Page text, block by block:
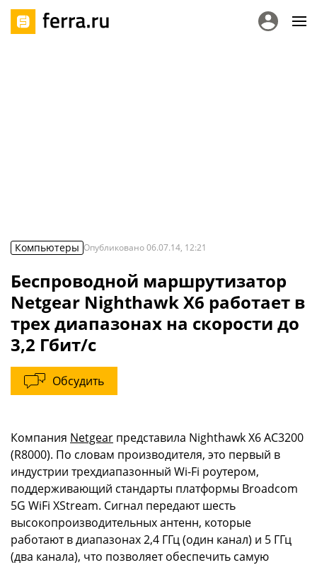
Компьютеры Опубликовано06.07.14, 12:21
Беспроводной маршрутизатор
Netgear Nighthawk X6 работает в
трех диапазонах на скорости до
3,2 Гбит/с
Обсудить
Компания Netgear представила Nighthawk X6 AC3200
(R8000). По словам производителя, это первый в
индустрии трехдиапазонный Wi-Fi роутером,
поддерживающий стандарты платформы Broadcom
5G WiFi XStream. Сигнал передают шесть
высокопроизводительных антенн, которые
работают в диапазонах 2,4 ГГц (один канал) и 5 ГГц
(два канала), что позволяет обеспечить самую